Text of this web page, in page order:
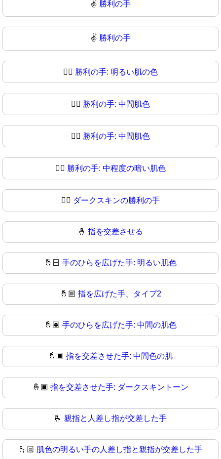
✌️ 勝利の手
✌ 勝利の手
✌🏻 勝利の手: 明るい肌の色
✌🏼 勝利の手: 中間肌色
✌🏽 勝利の手: 中間肌色
✌🏾 勝利の手: 中程度の暗い肌色
✌🏿 ダークスキンの勝利の手
🤞 指を交差させる
🤞🏻 手のひらを広げた手: 明るい肌色
🤞🏼 指を広げた手、タイプ2
🤞🏽 手のひらを広げた手: 中間の肌色
🤞🏾 指を交差させた手: 中間色の肌
🤞🏿 指を交差させた手: ダークスキントーン
🫰 親指と人差し指が交差した手
🫰🏻 肌色の明るい手の人差し指と親指が交差した手